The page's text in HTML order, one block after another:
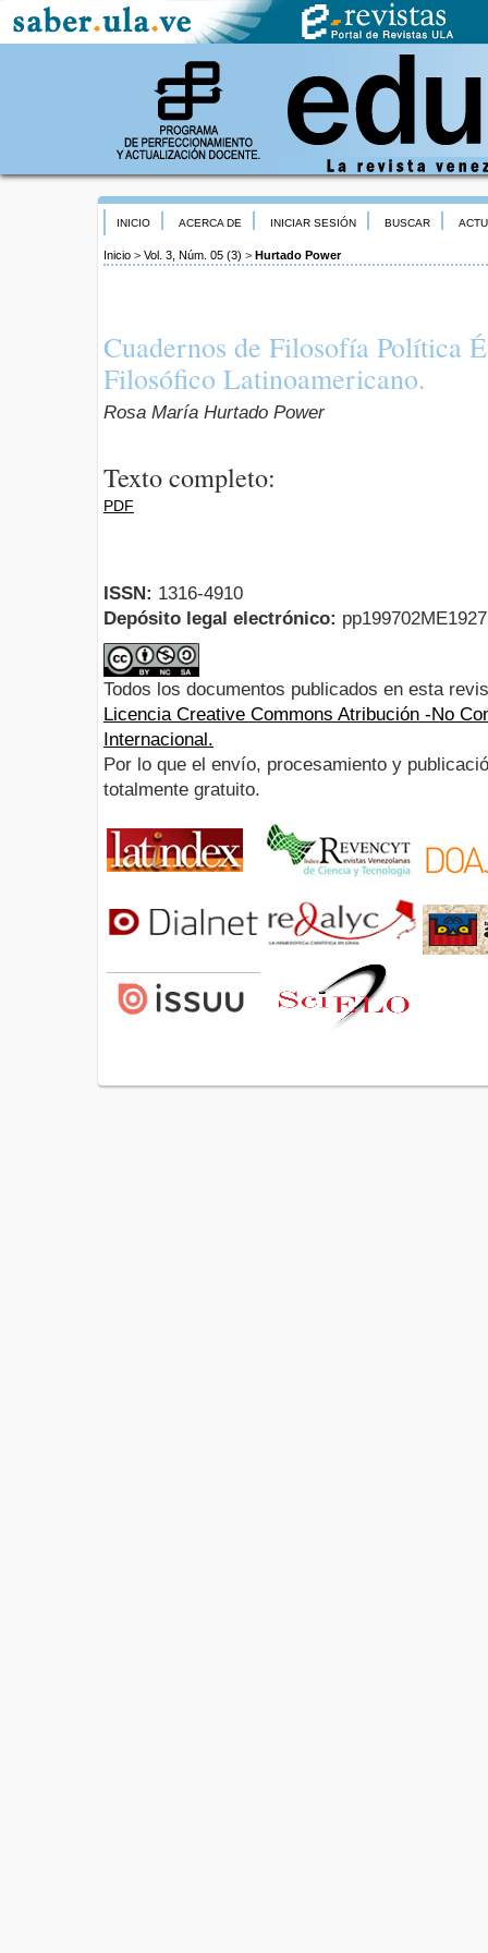
INICIO ACERCA DE INICIAR SESIÓN BUSCAR
Inicio > Vol. 3, Núm. 05 (3) > Hurtado Power
Cuadernos de Filosofía Política
Filosófico Latinoamericano.
Rosa María Hurtado Power
Texto completo:
PDF
ISSN: 1316-4910
Depósito legal electrónico:
Todos los documentos publicados en esta
Licencia Creative Commons Atribución -No
Internacional.
Por lo que el envío, procesamiento y
totalmente gratuito.